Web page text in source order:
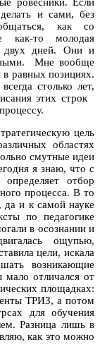
и сами, без
как со
как-то молодая
двух дней. Они и
Мне вообще
равных позициях.
столько лет,
этих строк
цель
областях
смутные идеи
я знаю, что с
отбор
процесса. В то
да и к самой науке
по педагогике
в осознании и
ощупью,
цели, искала
возникающие
мало отличался от
площадках:
ТРИЗ, а потом
для обучения
Разница лишь в
как это можно